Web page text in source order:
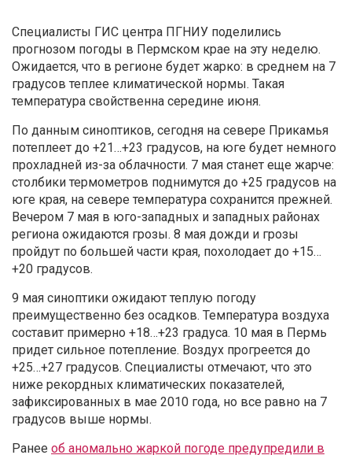
Специалисты ГИС центра ПГНИУ поделились
прогнозом погоды в Пермском крае на эту неделю.
Ожидается, что в регионе будет жарко: в среднем на 7
градусов теплее климатической нормы. Такая
температура свойственна середине июня.
По данным синоптиков, сегодня на севере Прикамья
потеплеет до +21…+23 градусов, на юге будет немного
прохладней из-за облачности. 7 мая станет еще жарче:
столбики термометров поднимутся до +25 градусов на
юге края, на севере температура сохранится прежней.
Вечером 7 мая в юго-западных и западных районах
региона ожидаются грозы. 8 мая дожди и грозы
пройдут по большей части края, похолодает до +15…
+20 градусов.
9 мая синоптики ожидают теплую погоду
преимущественно без осадков. Температура воздуха
составит примерно +18…+23 градуса. 10 мая в Пермь
придет сильное потепление. Воздух прогреется до
+25…+27 градусов. Специалисты отмечают, что это
ниже рекордных климатических показателей,
зафиксированных в мае 2010 года, но все равно на 7
градусов выше нормы.
Ранее об аномально жаркой погоде предупредили в